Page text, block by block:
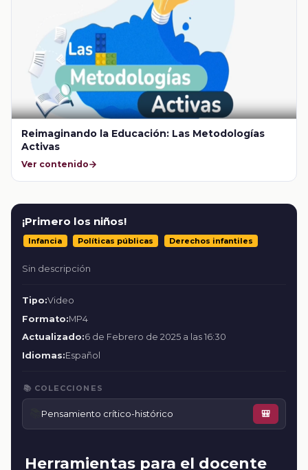
Reimaginando la Educación: Las Metodologías
Activas
Ver contenido
¡Primero los niños!
Infancia Políticas públicas Derechos infantiles
Sin descripción
Tipo:Video
Formato:MP4
Actualizado:6 de Febrero de 2025 a las 16:30
Idiomas:Español
📚 COLECCIONES
Pensamiento crítico-histórico 🎒
Herramientas para el docente